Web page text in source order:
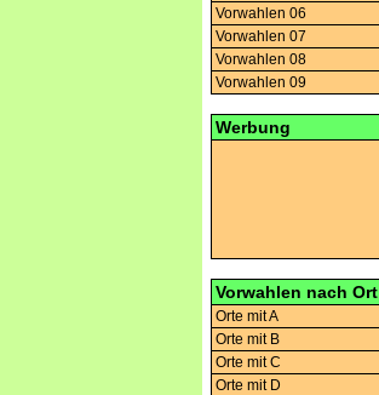
Vorwahlen 06
Vorwahlen 07
Vorwahlen 08
Vorwahlen 09
Werbung
Vorwahlen nach Ort
Orte mit A
Orte mit B
Orte mit C
Orte mit D